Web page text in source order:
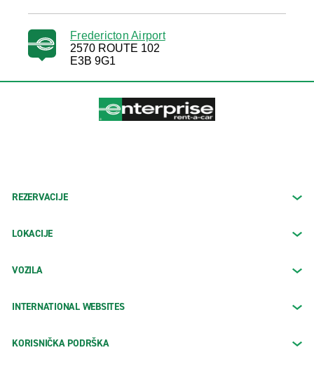
Fredericton Airport
2570 ROUTE 102
E3B 9G1
REZERVACIJE
LOKACIJE
VOZILA
INTERNATIONAL WEBSITES
KORISNIČKA PODRŠKA